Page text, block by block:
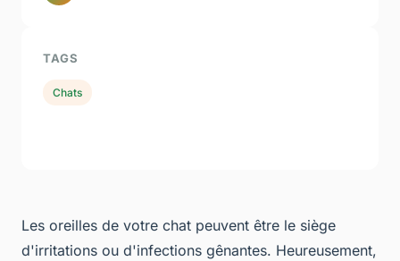
Les oreilles de votre chat peuvent être le siège
d'irritations ou d'infections gênantes. Heureusement,
TAGS
Chats